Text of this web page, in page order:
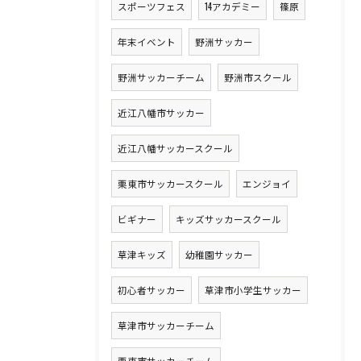
スポーツフェス 14アカデミー 篠原
年末イベント 野洲サッカー
野洲サッカーチーム 野洲市スクール
近江八幡市サッカー
近江八幡サッカースクール
栗東市サッカースクール エンジョイ
ビギナー キッズサッカースクール
草津キッズ 幼稚園サッカー
初心者サッカー 草津市小学生サッカー
草津市サッカーチーム